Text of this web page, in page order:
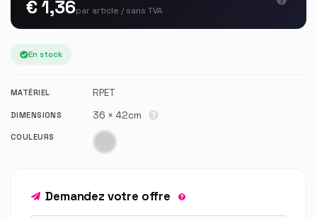
€ 1,36par article / sans TVA
En stock
MATÉRIEL RPET
DIMENSIONS 36 × 42cm
COULEURS
Demandez votre offre